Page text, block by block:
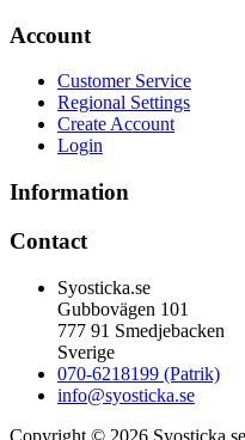
Account
Customer Service
Regional Settings
Create Account
Login
Information
Contact
Syosticka.se
Gubbovägen 101
777 91 Smedjebacken
Sverige
070-6218199 (Patrik)
info@syosticka.se
Copyright © 2026